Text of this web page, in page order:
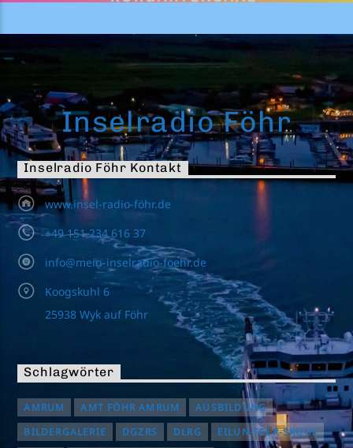
Inselradio Föhr
Inselradio Föhr Kontakt
www.insel-radio-föhr.de
+49 151 234 616 37
info@mein-inselradio-foehr.de
Koogskuhl 6
25938 Wyk auf Föhr
Schlagwörter
AMRUM AMT FÖHR AMRUM
AUSBILDUNG
BILDERGALERIE
DGZRS DLRG
EILUN-FEER-SKUUL